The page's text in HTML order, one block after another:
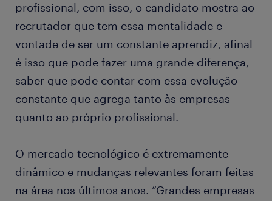
profissional, com isso, o candidato mostra ao
recrutador que tem essa mentalidade e
vontade de ser um constante aprendiz, afinal
é isso que pode fazer uma grande diferença,
saber que pode contar com essa evolução
constante que agrega tanto às empresas
quanto ao próprio profissional.
O mercado tecnológico é extremamente
dinâmico e mudanças relevantes foram feitas
na área nos últimos anos. “Grandes empresas